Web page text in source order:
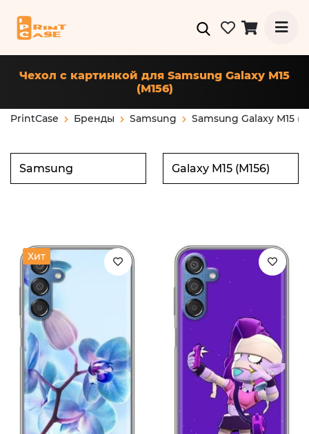
Чехол с картинкой для Samsung Galaxy M15
(M156)
PrintCase Бренды Samsung Samsung Galaxy M15
Хит